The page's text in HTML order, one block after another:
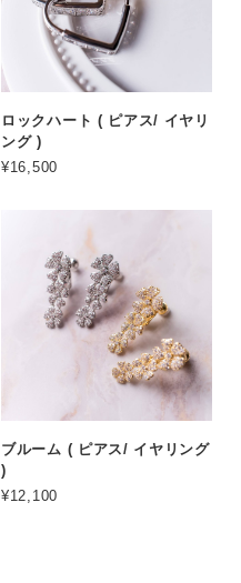
ロックハート ( ピアス/ イヤリ
ング )
¥16,500
ブルーム ( ピアス/ イヤリング
)
¥12,100